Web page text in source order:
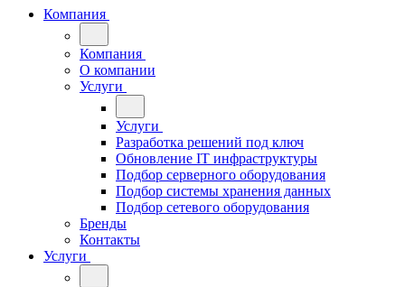
Компания
Компания
О компании
Услуги
Услуги
Разработка решений под ключ
Обновление IT инфраструктуры
Подбор серверного оборудования
Подбор системы хранения данных
Подбор сетевого оборудования
Бренды
Контакты
Услуги